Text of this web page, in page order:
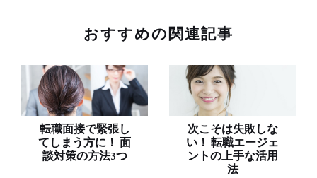
おすすめの関連記事
転職面接で緊張し
てしまう方に！ 面
談対策の方法3つ
次こそは失敗しな
い！ 転職エージェ
ントの上手な活用
法